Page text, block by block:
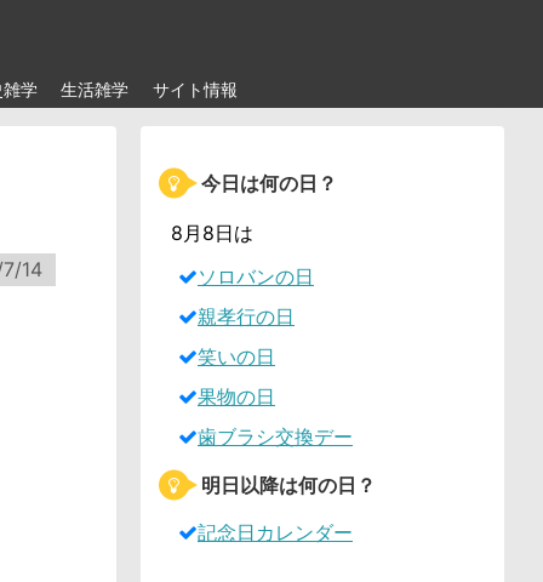
学 生活雑学 サイト情報
14
今日は何の日？
8月8日は
ソロバンの日
親孝行の日
笑いの日
果物の日
歯ブラシ交換デー
明日以降は何の日？
記念日カレンダー